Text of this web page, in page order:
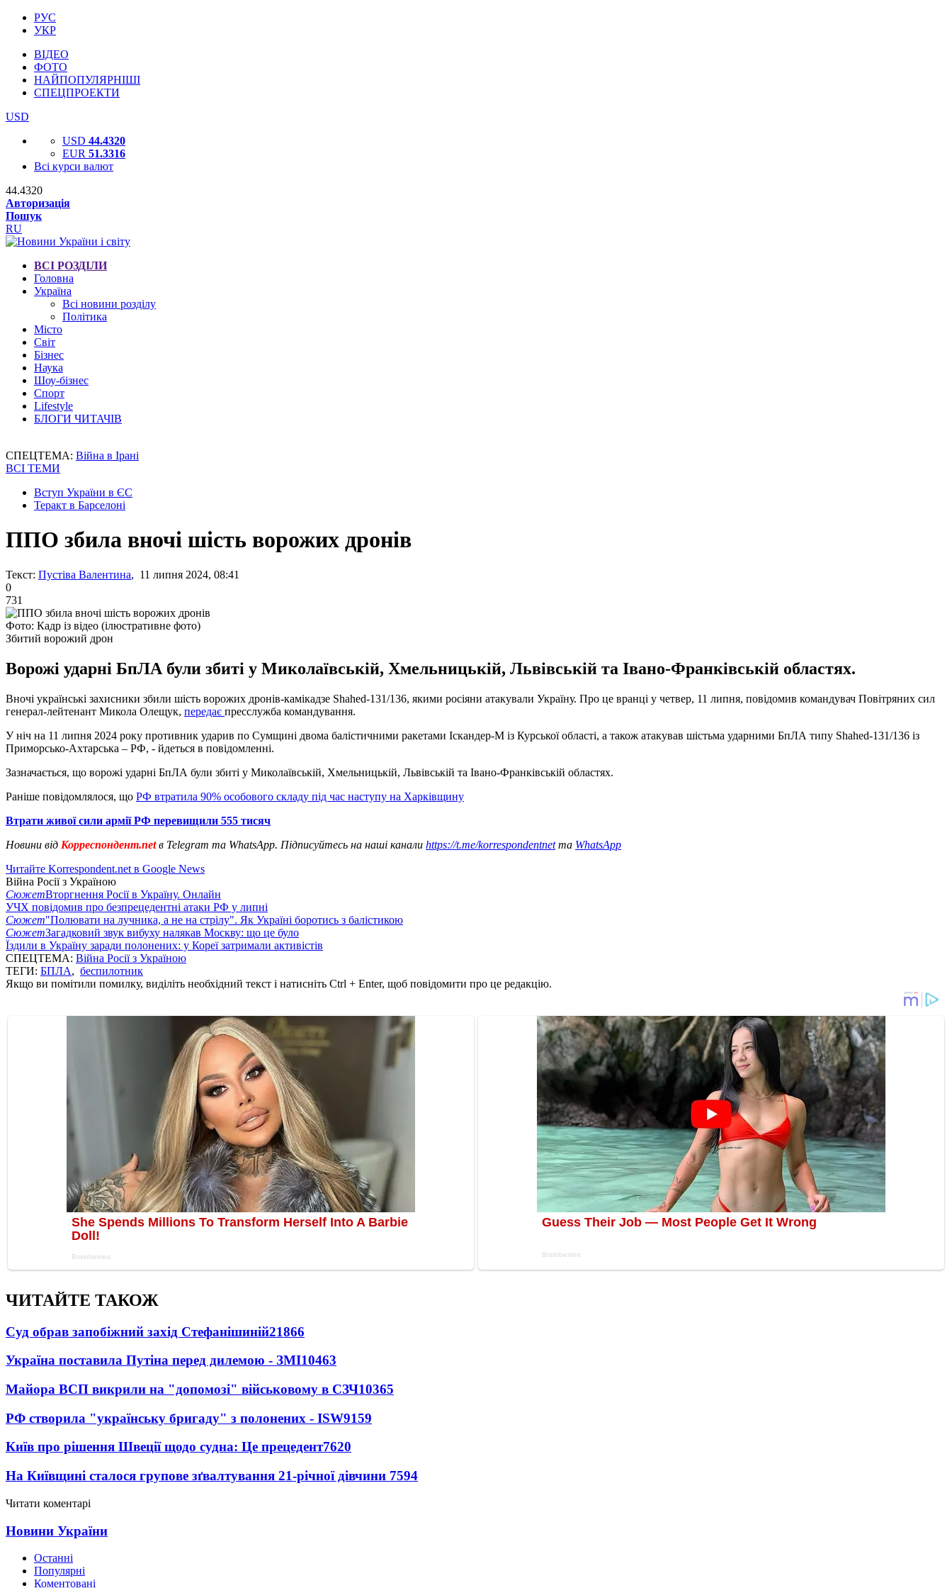
РУС
УКР
ВІДЕО
ФОТО
НАЙПОПУЛЯРНІШІ
СПЕЦПРОЕКТИ
USD
USD 44.4320
EUR 51.3316
Всі курси валют
44.4320
Авторизація
Пошук
RU
ВСІ РОЗДІЛИ
Головна
Україна
Всі новини розділу
Політика
Місто
Світ
Бізнес
Наука
Шоу-бізнес
Спорт
Lifestyle
БЛОГИ ЧИТАЧІВ
СПЕЦТЕМА: Війна в Ірані
ВСІ ТЕМИ
Вступ України в ЄС
Теракт в Барселоні
ППО збила вночі шість ворожих дронів
Текст: Пустіва Валентина, 11 липня 2024, 08:41
0
731
Фото: Кадр із відео (ілюстративне фото)
Збитий ворожий дрон
Ворожі ударні БпЛА були збиті у Миколаївській, Хмельницькій, Львівській та Івано-Франківській областях.
Вночі українські захисники збили шість ворожих дронів-камікадзе Shahed-131/136, якими росіяни атакували Україну. Про це вранці у четвер, 11 липня, повідомив командувач Повітряних сил
генерал-лейтенант Микола Олещук, передає пресслужба командування.
У ніч на 11 липня 2024 року противник ударив по Сумщині двома балістичними ракетами Іскандер-М із Курської області, а також атакував шістьма ударними БпЛА типу Shahed-131/136 із
Приморсько-Ахтарська – РФ, - йдеться в повідомленні.
Зазначається, що ворожі ударні БпЛА були збиті у Миколаївській, Хмельницькій, Львівській та Івано-Франківській областях.
Раніше повідомлялося, що РФ втратила 90% особового складу під час наступу на Харківщину
Втрати живої сили армії РФ перевищили 555 тисяч
Новини від Корреспондент.netв Telegram та WhatsApp. Підписуйтесь на наші канали https://t.me/korrespondentnetта WhatsApp
Читайте Korrespondent.net в Google News
Війна Росії з Україною
СюжетВторгнення Росії в Україну. Онлайн
УЧХ повідомив про безпрецедентні атаки РФ у липні
Сюжет"Полювати на лучника, а не на стрілу". Як Україні боротись з балістикою
СюжетЗагадковий звук вибуху налякав Москву: що це було
Їздили в Україну заради полонених: у Кореї затримали активістів
СПЕЦТЕМА: Війна Росії з Україною
ТЕГИ: БПЛА, беспилотник
Якщо ви помітили помилку, виділіть необхідний текст і натисніть Ctrl + Enter, щоб повідомити про це редакцію.
ЧИТАЙТЕ ТАКОЖ
Суд обрав запобіжний захід Стефанішиній21866
Україна поставила Путіна перед дилемою - ЗМІ10463
Майора ВСП викрили на "допомозі" військовому в СЗЧ10365
РФ створила "українську бригаду" з полонених - ISW9159
Київ про рішення Швеції щодо судна: Це прецедент7620
На Київщині сталося групове зґвалтування 21-річної дівчини 7594
Читати коментарі
Новини України
Останні
Популярні
Коментовані